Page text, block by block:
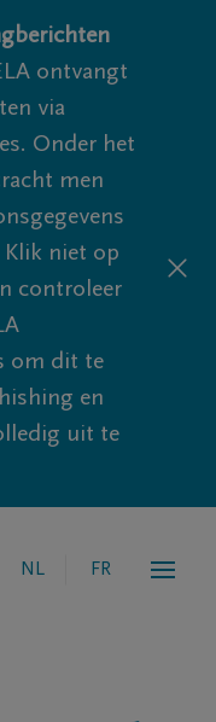
ontvangt
via
Onder het
men
Klik niet op
controleer
om dit te
en
uit te
NL FR